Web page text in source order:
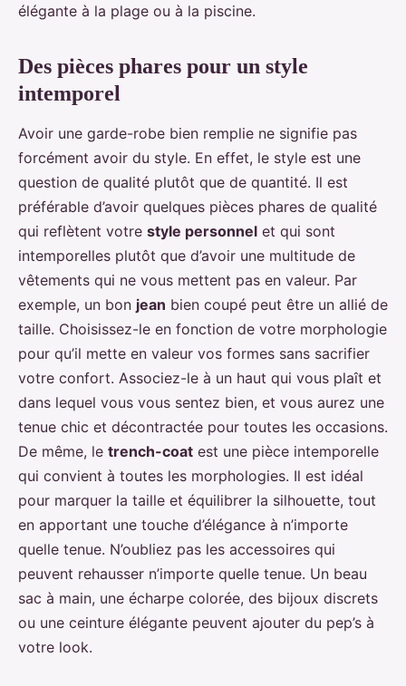
élégante à la plage ou à la piscine.
Des pièces phares pour un style
intemporel
Avoir une garde-robe bien remplie ne signifie pas
forcément avoir du style. En effet, le style est une
question de qualité plutôt que de quantité. Il est
préférable d’avoir quelques pièces phares de qualité
qui reflètent votre style personnel et qui sont
intemporelles plutôt que d’avoir une multitude de
vêtements qui ne vous mettent pas en valeur. Par
exemple, un bon jean bien coupé peut être un allié de
taille. Choisissez-le en fonction de votre morphologie
pour qu’il mette en valeur vos formes sans sacrifier
votre confort. Associez-le à un haut qui vous plaît et
dans lequel vous vous sentez bien, et vous aurez une
tenue chic et décontractée pour toutes les occasions.
De même, le trench-coat est une pièce intemporelle
qui convient à toutes les morphologies. Il est idéal
pour marquer la taille et équilibrer la silhouette, tout
en apportant une touche d’élégance à n’importe
quelle tenue. N’oubliez pas les accessoires qui
peuvent rehausser n’importe quelle tenue. Un beau
sac à main, une écharpe colorée, des bijoux discrets
ou une ceinture élégante peuvent ajouter du pep’s à
votre look.